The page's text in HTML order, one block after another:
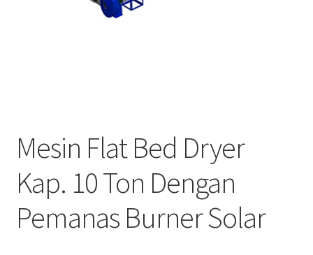
Mesin Flat Bed Dryer
Kap. 10 Ton Dengan
Pemanas Burner Solar